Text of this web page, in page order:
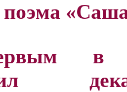
поэма
в